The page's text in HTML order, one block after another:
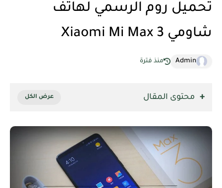
تحميل روم الرسمي لهاتف
شاومي Xiaomi Mi Max 3
Admin منذ فترة
محتوى المقال